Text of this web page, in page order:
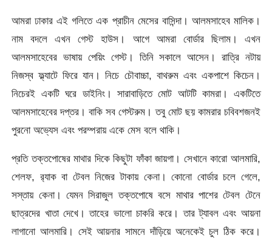
আমরা ঢাকার এই গলিতে এক প্রাচীন মেসের বাসিন্দা। আলমসাহেব মালিক।
নাম বদলে এখন গেস্ট হাউস। আগে আমরা বোর্ডার ছিলাম। এখন
আলমসাহেবের ভাষায় পেয়িং গেস্ট। তিনি সকালে আসেন। রাত্রি নটায়
নিজস্ব ফ্ল্যাটে ফিরে যান। নিচে চৌবাচ্চা, বাথরুম এবং একপাশে কিচেন।
নিচেরই একটি ঘরে ডাইনিং। সারাবাড়িতে মোট আটটি কামরা। একটিতে
আলমসাহেবের দপ্তর। বাকি সব গেস্টরুম। তবু মোট ছয় কামরার চবিবশজনই
পুরনো অভ্যেস এবং পরম্পরায় একে মেস বলে থাকি।
প্রতি তক্তপোষের মাথার দিকে কিছুটা ফাঁকা জায়গা। সেখানে কারো আলমারি,
শেলফ, র‌্যাক বা টেবল নিজের টাকায় কেনা। কোনো বোর্ডার চলে গেলে,
সস্তায় কেনা। যেমন সিরাজুল তক্তপোষে বসে মাথার পাশের টেবল টেনে
ছাত্রদের খাতা দেখে। তাহের ভালো চাকরি করে। তার ট্যাবল এবং আয়না
লাগানো আলমারি। সেই আয়নার সামনে দাঁড়িয়ে অনেকেই চুল ঠিক করে।